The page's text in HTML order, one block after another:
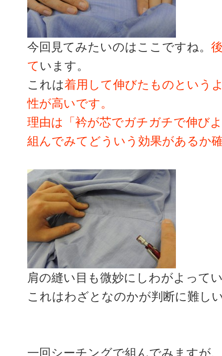
今回見てみたいのはここですね。
て います。
これは着用して伸びたものという
性が高いです。
理由は「衿が芯でガチガチで伸び
組んでみてどういう効果があるか
肩の縫い目も微妙にしわがよって
これはわざとなのかが判断に難し
一回シーチングで組んでみますが